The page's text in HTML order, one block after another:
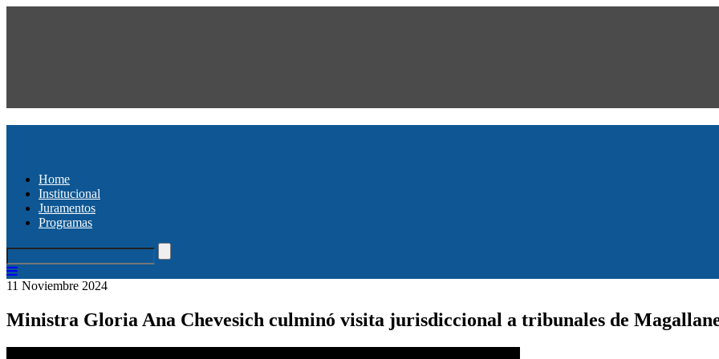
Home
Institucional
Juramentos
Programas
11 Noviembre 2024
Ministra Gloria Ana Chevesich culminó visita jurisdiccional a tribunales de